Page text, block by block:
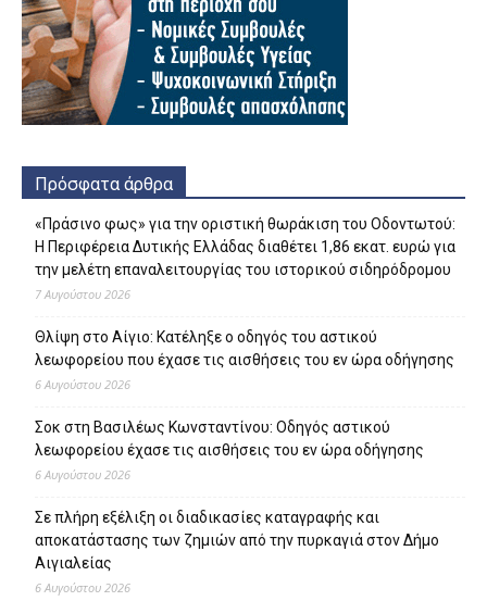
Πρόσφατα άρθρα
«Πράσινο φως» για την οριστική θωράκιση του Οδοντωτού:
Η Περιφέρεια Δυτικής Ελλάδας διαθέτει 1,86 εκατ. ευρώ για
την μελέτη επαναλειτουργίας του ιστορικού σιδηρόδρομου
7 Αυγούστου 2026
Θλίψη στο Αίγιο: Κατέληξε ο οδηγός του αστικού
λεωφορείου που έχασε τις αισθήσεις του εν ώρα οδήγησης
6 Αυγούστου 2026
Σοκ στη Βασιλέως Κωνσταντίνου: Οδηγός αστικού
λεωφορείου έχασε τις αισθήσεις του εν ώρα οδήγησης
6 Αυγούστου 2026
Σε πλήρη εξέλιξη οι διαδικασίες καταγραφής και
αποκατάστασης των ζημιών από την πυρκαγιά στον Δήμο
Αιγιαλείας
6 Αυγούστου 2026